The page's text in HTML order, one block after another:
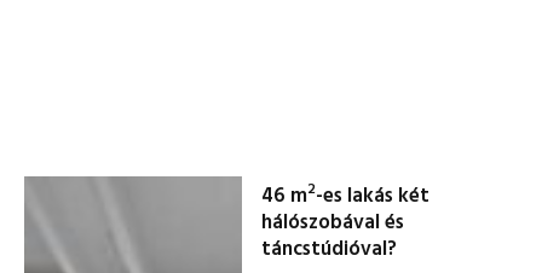
46 m2-es lakás két
hálószobával és
táncstúdióval?